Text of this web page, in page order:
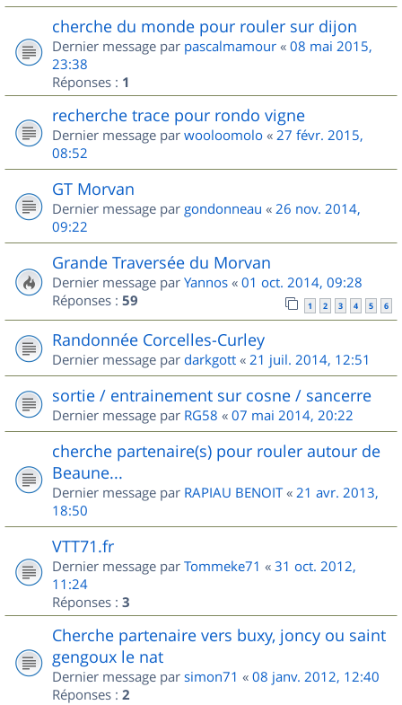
cherche du monde pour rouler sur dijon
Dernier message par pascalmamour « 08 mai 2015,
23:38
Réponses : 1
recherche trace pour rondo vigne
Dernier message par wooloomolo « 27 févr. 2015,
08:52
GT Morvan
Dernier message par gondonneau « 26 nov. 2014,
09:22
Grande Traversée du Morvan
Dernier message par Yannos « 01 oct. 2014, 09:28
Réponses : 59 1 2 3 4 5 6
Randonnée Corcelles-Curley
Dernier message par darkgott « 21 juil. 2014, 12:51
sortie / entrainement sur cosne / sancerre
Dernier message par RG58 « 07 mai 2014, 20:22
cherche partenaire(s) pour rouler autour de
Beaune...
Dernier message par RAPIAU BENOIT« 21 avr. 2013,
18:50
VTT71.fr
Dernier message par Tommeke71 « 31 oct. 2012,
11:24
Réponses : 3
Cherche partenaire vers buxy, joncy ou saint
gengoux le nat
Dernier message par simon71 « 08 janv. 2012, 12:40
Réponses : 2